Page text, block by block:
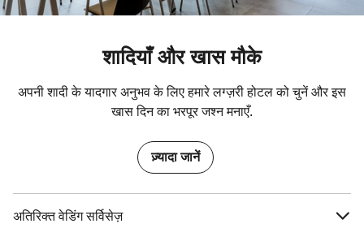
शादियाँ और खास मौके
अपनी शादी के यादगार अनुभव के लिए हमारे लग्ज़री होटल को चुनें और इस
खास दिन का भरपूर जश्न मनाएँ.
ज़्यादा जानें
अतिरिक्त वेडिंग सर्विसेज़